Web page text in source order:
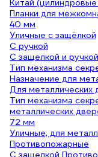
Китай (цилиндровые
Планки для
40 мм
Уличные с защёлкой
С ручкой
С защелкой и ручкой
Тип механизма
Назначение для
Для металлических
Тип механизма
металлических
72 мм
Уличные, для
Противопожарные
С защелкой